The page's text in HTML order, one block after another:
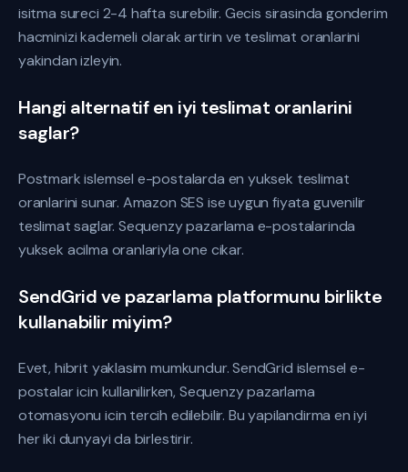
isitma sureci 2-4 hafta surebilir. Gecis sirasinda gonderim
hacminizi kademeli olarak artirin ve teslimat oranlarini
yakindan izleyin.
Hangi alternatif en iyi teslimat oranlarini
saglar?
Postmark islemsel e-postalarda en yuksek teslimat
oranlarini sunar. Amazon SES ise uygun fiyata guvenilir
teslimat saglar. Sequenzy pazarlama e-postalarinda
yuksek acilma oranlariyla one cikar.
SendGrid ve pazarlama platformunu birlikte
kullanabilir miyim?
Evet, hibrit yaklasim mumkundur. SendGrid islemsel e-
postalar icin kullanilirken, Sequenzy pazarlama
otomasyonu icin tercih edilebilir. Bu yapilandirma en iyi
her iki dunyayi da birlestirir.